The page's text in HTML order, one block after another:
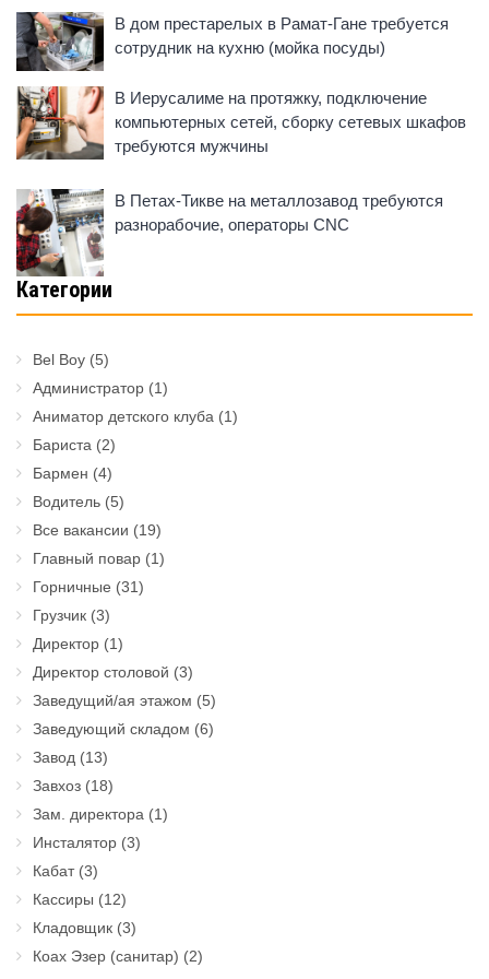
В дом престарелых в Рамат-Гане требуется
сотрудник на кухню (мойка посуды)
В Иерусалиме на протяжку, подключение
компьютерных сетей, сборку сетевых шкафов
требуются мужчины
В Петах-Тикве на металлозавод требуются
разнорабочие, операторы CNC
Категории
Bel Boy (5)
Администратор (1)
Аниматор детского клуба (1)
Бариста (2)
Бармен (4)
Водитель (5)
Все вакансии (19)
Главный повар (1)
Горничные (31)
Грузчик (3)
Директор (1)
Директор столовой (3)
Заведущий/ая этажом (5)
Заведующий складом (6)
Завод (13)
Завхоз (18)
Зам. директора (1)
Инсталятор (3)
Кабат(3)
Кассиры (12)
Кладовщик (3)
Коах Эзер (санитар) (2)